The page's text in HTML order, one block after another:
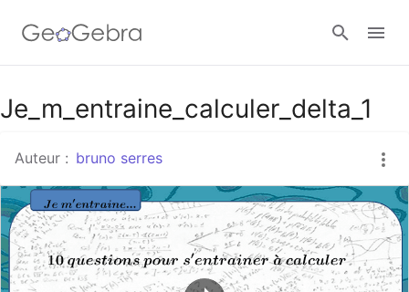
Google Classroom
Classe GeoGebra
Se connecter
Je_m_entraine_calculer_delta_1
Auteur : bruno serres